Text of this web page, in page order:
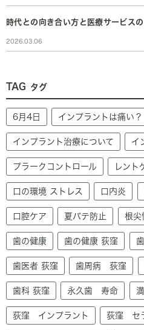
時代との向き合い方と医療サービス
2026.03.06
TAG タグ
6月4日 インプラントは痛い？
インプラント治療について イ
プラークコントロール レント
口の環境 ストレス 口内炎
口腔ケア 夏バテ防止 根尖
歯の健康 歯の健康 荻窪
歯医者 荻窪 歯周病 荻窪
歯科 荻窪 永久歯 寿命
荻窪 インプラント 荻窪 セ